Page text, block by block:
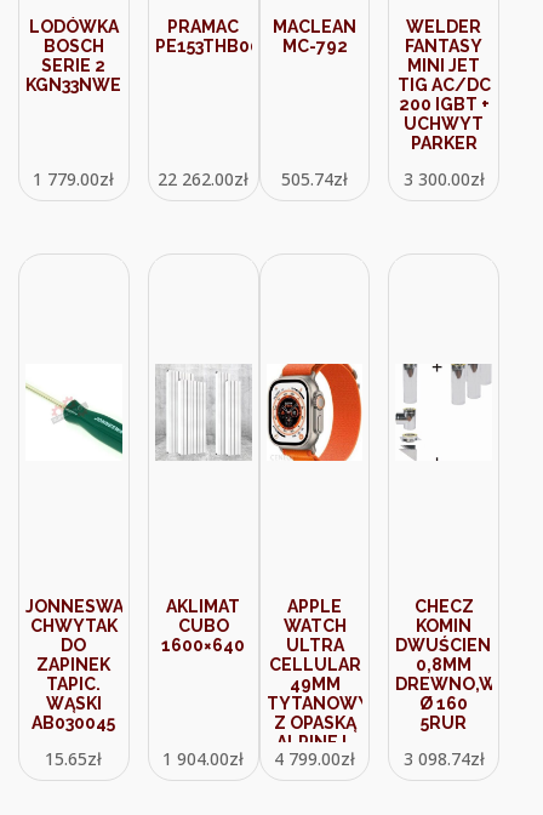
LODÓWKA
BOSCH
SERIE 2
KGN33NWEB
1 779.00zł
PRAMAC
PE153THB001
22 262.00zł
MACLEAN
MC-792
505.74zł
WELDER
FANTASY
MINI JET
TIG AC/DC
200 IGBT +
UCHWYT
PARKER
3 300.00zł
JONNESWAY
CHWYTAK
DO
ZAPINEK
TAPIC.
WĄSKI
AB030045
15.65zł
AKLIMAT
CUBO
1600×640
1 904.00zł
APPLE
WATCH
ULTRA
CELLULAR
49MM
TYTANOWY
Z OPASKĄ
ALPINE L
W
KOLORZE
4 799.00zł
CHECZ
KOMIN
DWUŚCIENNY
0,8MM
Ø 160
5RUR
3 098.74zł